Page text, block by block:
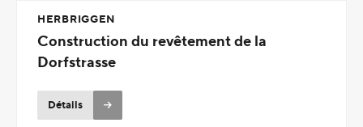
HERBRIGGEN
Construction du revêtement de la
Dorfstrasse
Détails